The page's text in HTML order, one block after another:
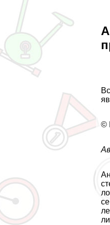
©